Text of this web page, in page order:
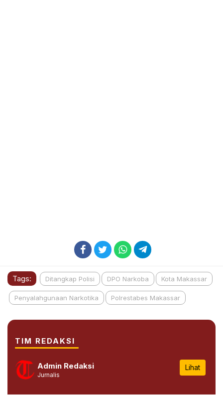
Tags: Ditangkap Polisi DPO Narkoba Kota Makassar
Penyalahgunaan Narkotika Polrestabes Makassar
TIM REDAKSI
Admin Redaksi
Jurnalis
Lihat